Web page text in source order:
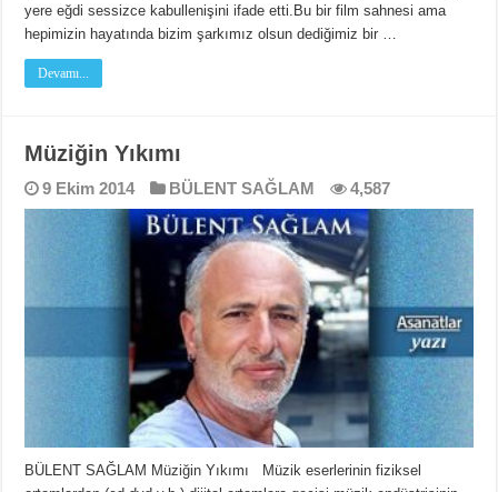
yere eğdi sessizce kabullenişini ifade etti.Bu bir film sahnesi ama
hepimizin hayatında bizim şarkımız olsun dediğimiz bir …
Devamı...
Müziğin Yıkımı
9 Ekim 2014 BÜLENT SAĞLAM 4,587
BÜLENT SAĞLAM Müziğin Yıkımı Müzik eserlerinin fiziksel